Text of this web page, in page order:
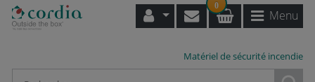
0
Menu
Matériel de sécurité incendie